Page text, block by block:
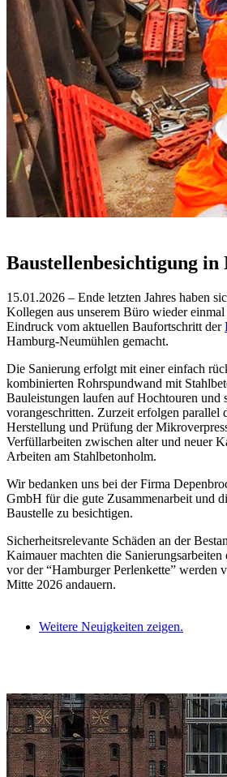
Baustellenbesichtigung in
15.01.2026 – Ende letzten Jahres haben
Kollegen aus unserem Büro wieder
Eindruck vom aktuellen Baufortschritt der
Hamburg-Neumühlen gemacht.
Die Sanierung erfolgt mit einer einfach
kombinierten Rohrspundwand mit
Bauleistungen laufen auf Hochtouren und
vorangeschritten. Zurzeit erfolgen parallel
Herstellung und Prüfung der
Verfüllarbeiten zwischen alter und neuer
Arbeiten am Stahlbetonholm.
Wir bedanken uns bei der Firma
GmbH für die gute Zusammenarbeit und
Baustelle zu besichtigen.
Sicherheitsrelevante Schäden an der
Kaimauer machten die
vor der “Hamburger Perlenkette” werden
Mitte 2026 andauern.
Weitere Neuigkeiten zeigen.